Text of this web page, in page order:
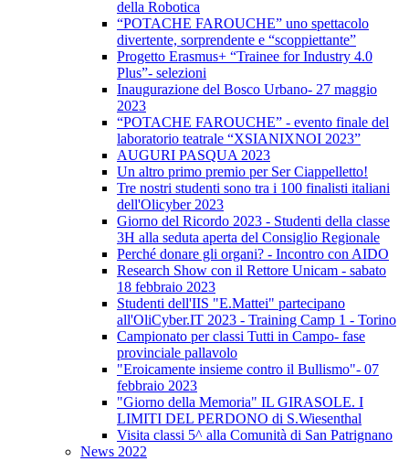
della Robotica
“POTACHE FAROUCHE” uno spettacolo
divertente, sorprendente e “scoppiettante”
Progetto Erasmus+ “Trainee for Industry 4.0
Plus”- selezioni
Inaugurazione del Bosco Urbano- 27 maggio
2023
“POTACHE FAROUCHE” - evento finale del
laboratorio teatrale “XSIANIXNOI 2023”
AUGURI PASQUA 2023
Un altro primo premio per Ser Ciappelletto!
Tre nostri studenti sono tra i 100 finalisti italiani
dell'Olicyber 2023
Giorno del Ricordo 2023 - Studenti della classe
3H alla seduta aperta del Consiglio Regionale
Perché donare gli organi? - Incontro con AIDO
Research Show con il Rettore Unicam - sabato
18 febbraio 2023
Studenti dell'IIS "E.Mattei" partecipano
all'OliCyber.IT 2023 - Training Camp 1 - Torino
Campionato per classi Tutti in Campo- fase
provinciale pallavolo
"Eroicamente insieme contro il Bullismo"- 07
febbraio 2023
"Giorno della Memoria" IL GIRASOLE. I
LIMITI DEL PERDONO di S.Wiesenthal
Visita classi 5^ alla Comunità di San Patrignano
News 2022